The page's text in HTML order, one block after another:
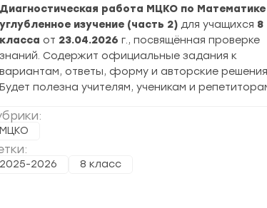
Диагностическая работа МЦКО по Математике
углубленное изучение (часть 2) для учащихся 8
класса от 23.04.2026 г., посвящённая проверке
знаний. Содержит официальные задания к
вариантам, ответы, форму и авторские
Будет полезна учителям, ученикам и
МЦКО
2025-2026 8 класс